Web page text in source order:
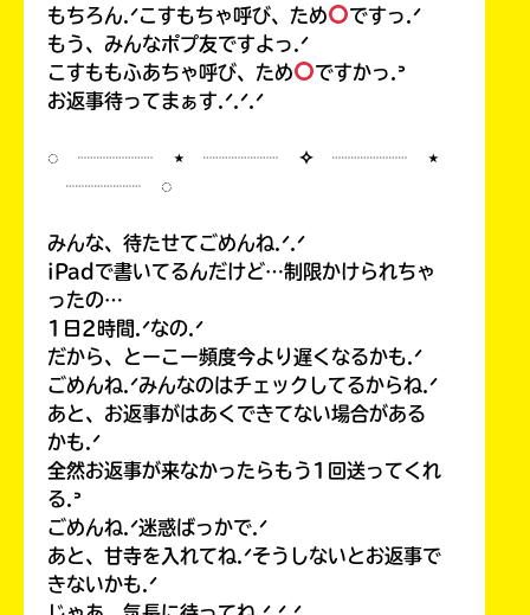
もちろん.ᐟこすもちゃ呼び、ため
ですっ.ᐟ
もう、みんなポプ友ですよっ.ᐟ
こすももふあちゃ呼び、ため
ですかっ.ᐣ
お返事待ってまぁす.ᐟ.ᐟ.ᐟ
◌ ┈┈┈┈ ⋆ ┈┈┈┈ ✧ ┈┈┈┈ ⋆
┈┈┈┈ ◌
みんな、待たせてごめんね.ᐟ.ᐟ
iPadで書いてるんだけど…制限かけられちゃ
ったの…
1日2時間.ᐟなの.ᐟ
だから、とーこー頻度今より遅くなるかも.ᐟ
ごめんね.ᐟみんなのはチェックしてるからね.ᐟ
あと、お返事がはあくできてない場合がある
かも.ᐟ
全然お返事が来なかったらもう1回送ってくれ
る.ᐣ
ごめんね.ᐟ迷惑ばっかで.ᐟ
あと、甘寺を入れてね.ᐟそうしないとお返事で
きないかも.ᐟ